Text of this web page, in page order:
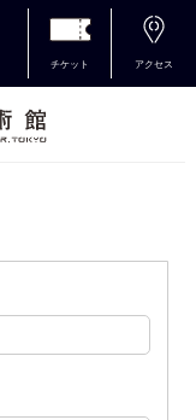
チケット アクセス